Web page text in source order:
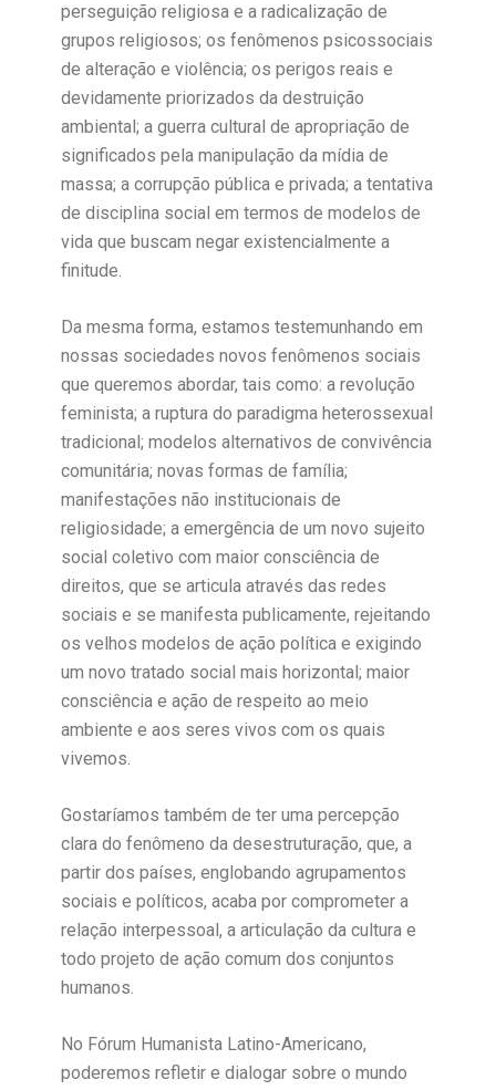
perseguição religiosa e a radicalização de
grupos religiosos; os fenômenos psicossociais
de alteração e violência; os perigos reais e
devidamente priorizados da destruição
ambiental; a guerra cultural de apropriação de
significados pela manipulação da mídia de
massa; a corrupção pública e privada; a tentativa
de disciplina social em termos de modelos de
vida que buscam negar existencialmente a
finitude.
Da mesma forma, estamos testemunhando em
nossas sociedades novos fenômenos sociais
que queremos abordar, tais como: a revolução
feminista; a ruptura do paradigma heterossexual
tradicional; modelos alternativos de convivência
comunitária; novas formas de família;
manifestações não institucionais de
religiosidade; a emergência de um novo sujeito
social coletivo com maior consciência de
direitos, que se articula através das redes
sociais e se manifesta publicamente, rejeitando
os velhos modelos de ação política e exigindo
um novo tratado social mais horizontal; maior
consciência e ação de respeito ao meio
ambiente e aos seres vivos com os quais
vivemos.
Gostaríamos também de ter uma percepção
clara do fenômeno da desestruturação, que, a
partir dos países, englobando agrupamentos
sociais e políticos, acaba por comprometer a
relação interpessoal, a articulação da cultura e
todo projeto de ação comum dos conjuntos
humanos.
No Fórum Humanista Latino-Americano,
poderemos refletir e dialogar sobre o mundo